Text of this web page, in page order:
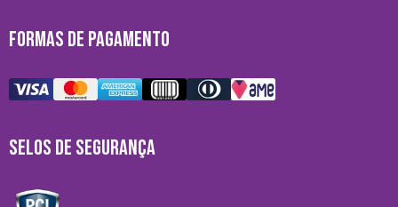
FORMAS DE PAGAMENTO
SELOS DE SEGURANÇA